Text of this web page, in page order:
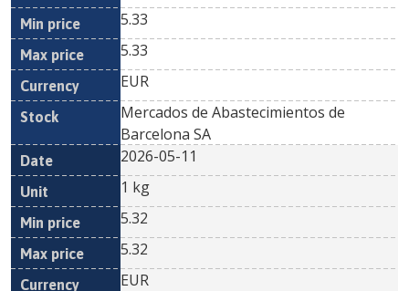
5.33
5.33
EUR
Mercados de Abastecimientos de
Barcelona SA
2026-05-11
1 kg
5.32
5.32
EUR